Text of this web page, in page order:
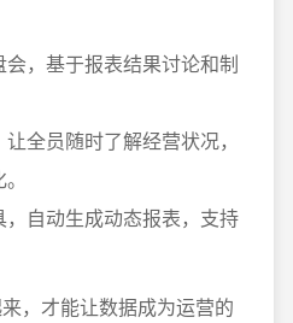
，基于报表结果讨论和制
全员随时了解经营状况，
自动生成动态报表，支持
，才能让数据成为运营的